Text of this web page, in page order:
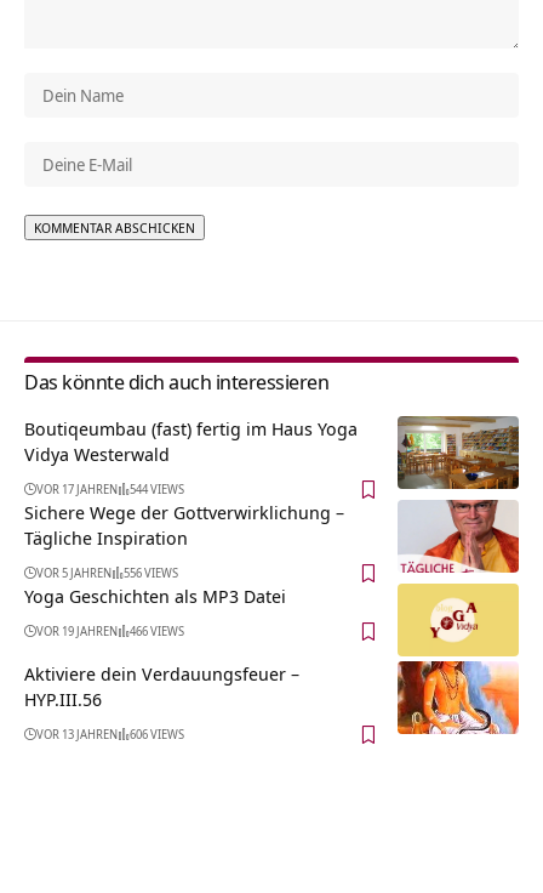
Das könnte dich auch interessieren
Boutiqeumbau (fast) fertig im Haus Yoga
Vidya Westerwald
VOR 17 JAHREN 544 VIEWS
Sichere Wege der Gottverwirklichung –
Tägliche Inspiration
VOR 5 JAHREN 556 VIEWS
Yoga Geschichten als MP3 Datei
VOR 19 JAHREN 466 VIEWS
Aktiviere dein Verdauungsfeuer –
HYP.III.56
VOR 13 JAHREN 606 VIEWS